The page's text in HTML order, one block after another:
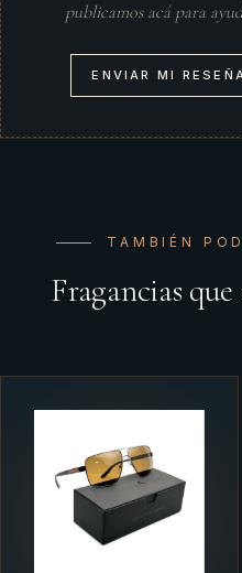
publicamos acá para
ENVIAR MI
TAMBIÉN
Fragancias